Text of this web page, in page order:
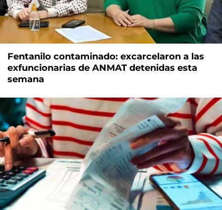
Fentanilo contaminado: excarcelaron a las
exfuncionarias de ANMAT detenidas esta
semana